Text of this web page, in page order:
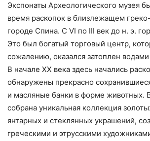
Экспонаты Археологического музея
время раскопок в близлежащем
городе Спина. С VI по III век до н. э.
Это был богатый торговый центр,
сожалению, оказался затоплен
В начале ХХ века здесь начались
обнаружены прекрасно
и масляные банки в форме животных.
собрана уникальная коллекция
янтарных и стеклянных украшений,
греческими и этрусскими